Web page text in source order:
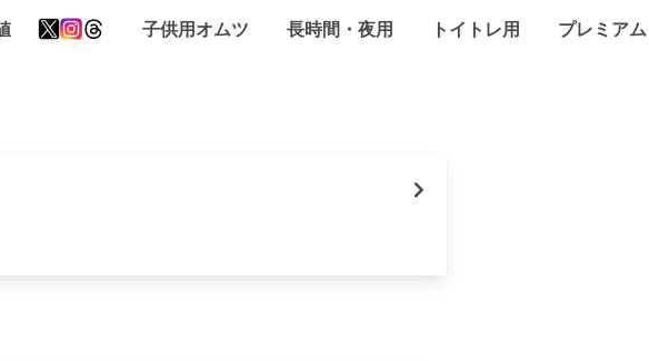
子供用オムツ 長時間・夜用 トイトレ用 プレミアム